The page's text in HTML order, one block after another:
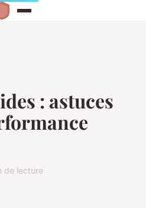
: astuces
de lecture